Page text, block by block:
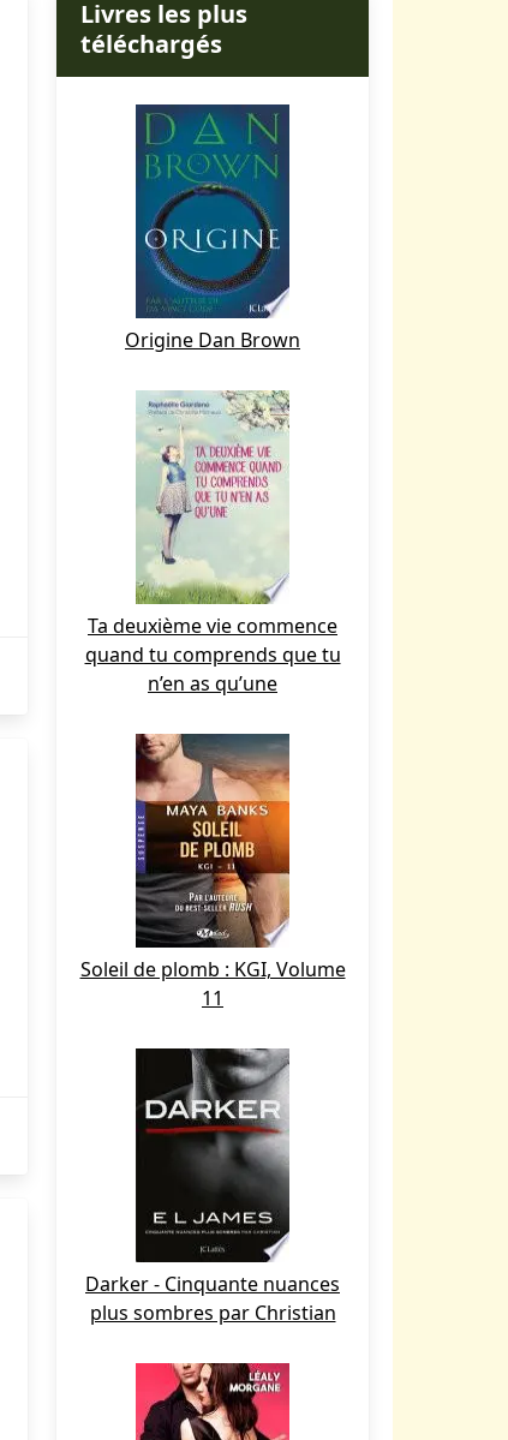
Livres les plus
téléchargés
Origine Dan Brown
Ta deuxième vie commence
quand tu comprends que tu
n’en as qu’une
Soleil de plomb : KGI, Volume
11
Darker - Cinquante nuances
plus sombres par Christian